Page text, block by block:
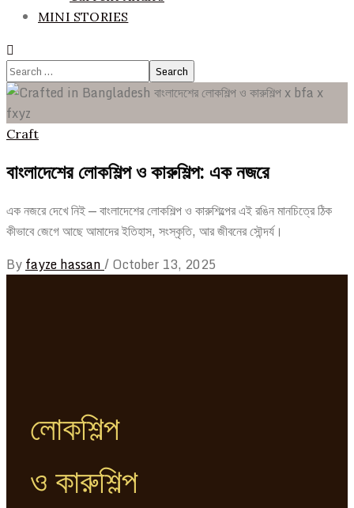
MINI STORIES
Search
for:
Craft
বাংলাদেশের লোকশিল্প ও কারুশিল্প: এক নজরে
এক নজরে দেখে নিই — বাংলাদেশের লোকশিল্প ও কারুশিল্পের এই রঙিন মানচিত্রে ঠিক
কীভাবে জেগে আছে আমাদের ইতিহাস, সংস্কৃতি, আর জীবনের সৌন্দর্য।
Byfayze hassan/October 13, 2025
লোকশিল্প
ও কারুশিল্প